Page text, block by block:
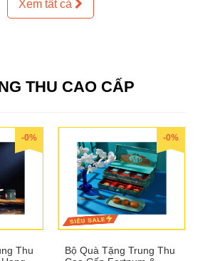
Xem tất cả
THU CAO CẤP
-0%
Thu
-0%
Bộ Quà Tặng Trung Thu